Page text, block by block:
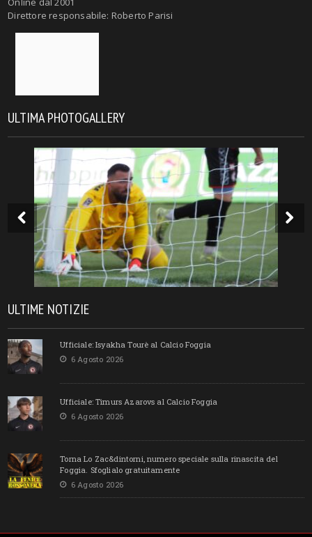
Direttore responsabile: Roberto Parisi
ULTIMA PHOTOGALLERY
ULTIME NOTIZIE
Ufficiale: Isyakha Tourè al Calcio Foggia
6 Agosto 2026
Ufficiale: Timurs Azarovs al Calcio Foggia
6 Agosto 2026
Torna Lo Zac&dintorni, numero speciale sulla rinascita del
Foggia. Sfoglialo gratuitamente
6 Agosto 2026